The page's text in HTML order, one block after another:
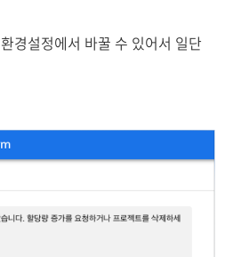
경설정에서 바꿀 수 있어서 일단